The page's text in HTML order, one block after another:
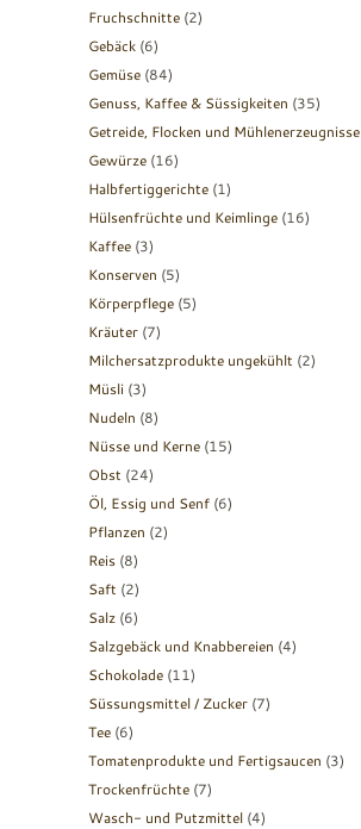
Fruchschnitte (2)
Gebäck (6)
Gemüse (84)
Genuss, Kaffee & Süssigkeiten (35)
Getreide, Flocken und Mühlenerzeugnisse
Gewürze (16)
Halbfertiggerichte (1)
Hülsenfrüchte und Keimlinge (16)
Kaffee (3)
Konserven (5)
Körperpflege (5)
Kräuter (7)
Milchersatzprodukte ungekühlt (2)
Müsli (3)
Nudeln (8)
Nüsse und Kerne (15)
Obst (24)
Öl, Essig und Senf (6)
Pflanzen (2)
Reis (8)
Saft (2)
Salz (6)
Salzgebäck und Knabbereien (4)
Schokolade (11)
Süssungsmittel / Zucker (7)
Tee (6)
Tomatenprodukte und Fertigsaucen (3)
Trockenfrüchte (7)
Wasch- und Putzmittel (4)